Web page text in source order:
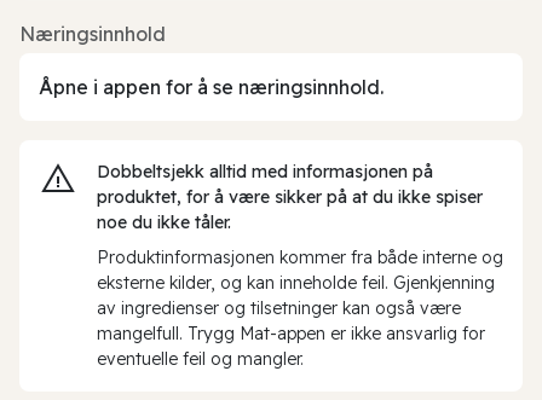
Næringsinnhold
Åpne i appen for å se næringsinnhold.
Dobbeltsjekk alltid med informasjonen på
produktet, for å være sikker på at du ikke spiser
noe du ikke tåler.
Produktinformasjonen kommer fra både interne og
eksterne kilder, og kan inneholde feil. Gjenkjenning
av ingredienser og tilsetninger kan også være
mangelfull. Trygg Mat-appen er ikke ansvarlig for
eventuelle feil og mangler.